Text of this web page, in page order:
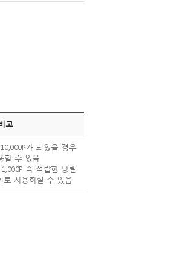
고
가 되었을 경우
할 수 있음
즉 적랍한 망릴
로 사용하실 수 있음